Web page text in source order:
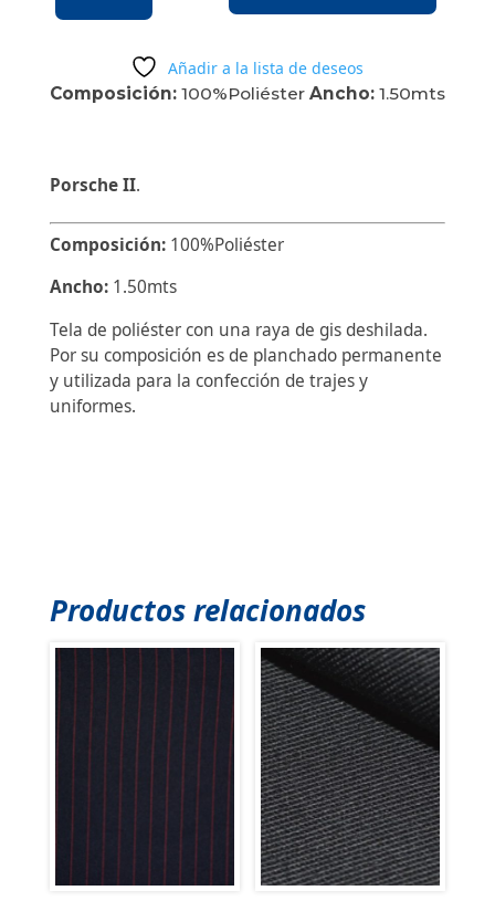
cantidad
Añadir a la lista de deseos
Composición:100%Poliéster Ancho: 1.50mts
Porsche II.
Composición:100%Poliéster
Ancho: 1.50mts
Tela de poliéster con una raya de gis deshilada.
Por su composición es de planchado permanente
y utilizada para la confección de trajes y
uniformes.
Productos relacionados